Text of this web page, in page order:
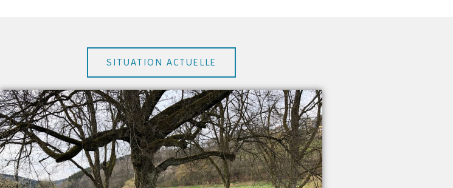
SITUATION ACTUELLE